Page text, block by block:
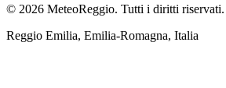
© 2026 MeteoReggio. Tutti i diritti riservati.
Reggio Emilia, Emilia-Romagna, Italia